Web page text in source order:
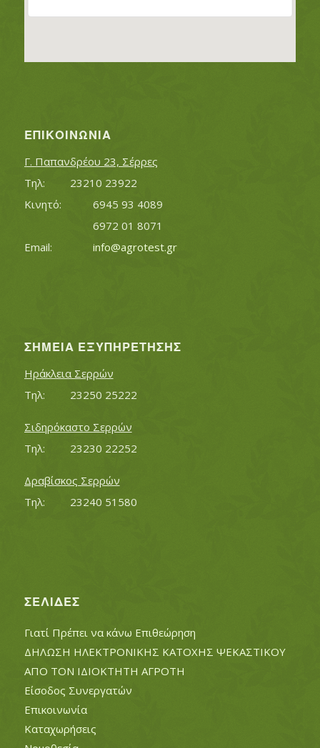
ΕΠΙΚΟΙΝΩΝΊΑ
Γ. Παπανδρέου 23, Σέρρες
Τηλ:		23210 23922
Κινητό:		6945 93 4089
			6972 01 8071
info@agrotest.gr
ΣΗΜΕΊΑ ΕΞΥΠΗΡΈΤΗΣΗΣ
Ηράκλεια Σερρών
Τηλ:		23250 25222
Σιδηρόκαστο Σερρών
Τηλ:		23230 22252
Δραβίσκος Σερρών
Τηλ:		23240 51580
ΣΕΛΊΔΕΣ
Γιατί Πρέπει να κάνω Επιθεώρηση
ΔΗΛΩΣΗ ΗΛΕΚΤΡΟΝΙΚΗΣ ΚΑΤΟΧΗΣ ΨΕΚΑΣΤΙΚΟΥ
ΑΠΟ ΤΟΝ ΙΔΙΟΚΤΗΤΗ ΑΓΡΟΤΗ
Είσοδος Συνεργατών
Επικοινωνία
Καταχωρήσεις